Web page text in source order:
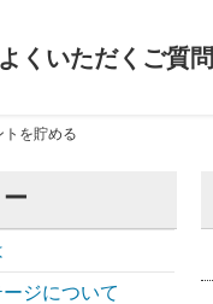
よくいただくご質問
トを貯める
ジについて